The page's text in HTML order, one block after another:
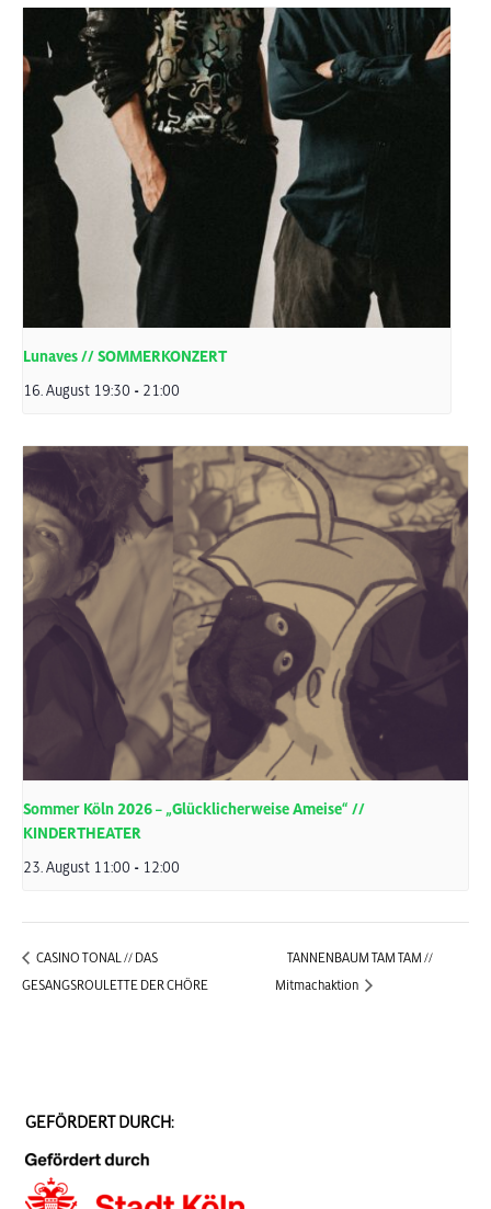
Lunaves // SOMMERKONZERT
16. August 19:30 - 21:00
Sommer Köln 2026 – „Glücklicherweise Ameise“ //
KINDERTHEATER
23. August 11:00 - 12:00
CASINO TONAL // DAS
GESANGSROULETTE DER CHÖRE
TANNENBAUM TAM TAM //
Mitmachaktion
GEFÖRDERT DURCH: